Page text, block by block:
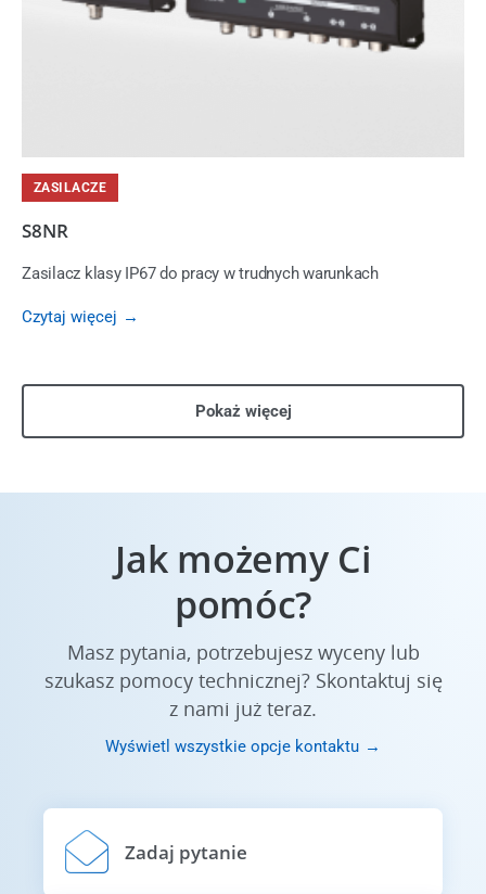
ZASILACZE
S8NR
Zasilacz klasy IP67 do pracy w trudnych warunkach
Czytaj więcej
WERYFIKATORY KODÓW 1D/2D
Weryfikator kodów kreskowych inline działający w czasie
KAMERY PRZEMYSŁOWE
Skanowanie obszaru
Wysokowydajne kamery przemysłowe
Pokaż więcej
Jak możemy Ci
pomóc?
Masz pytania, potrzebujesz wyceny lub
szukasz pomocy technicznej? Skontaktuj się
z nami już teraz.
Wyświetl wszystkie opcje kontaktu
Zadaj pytanie